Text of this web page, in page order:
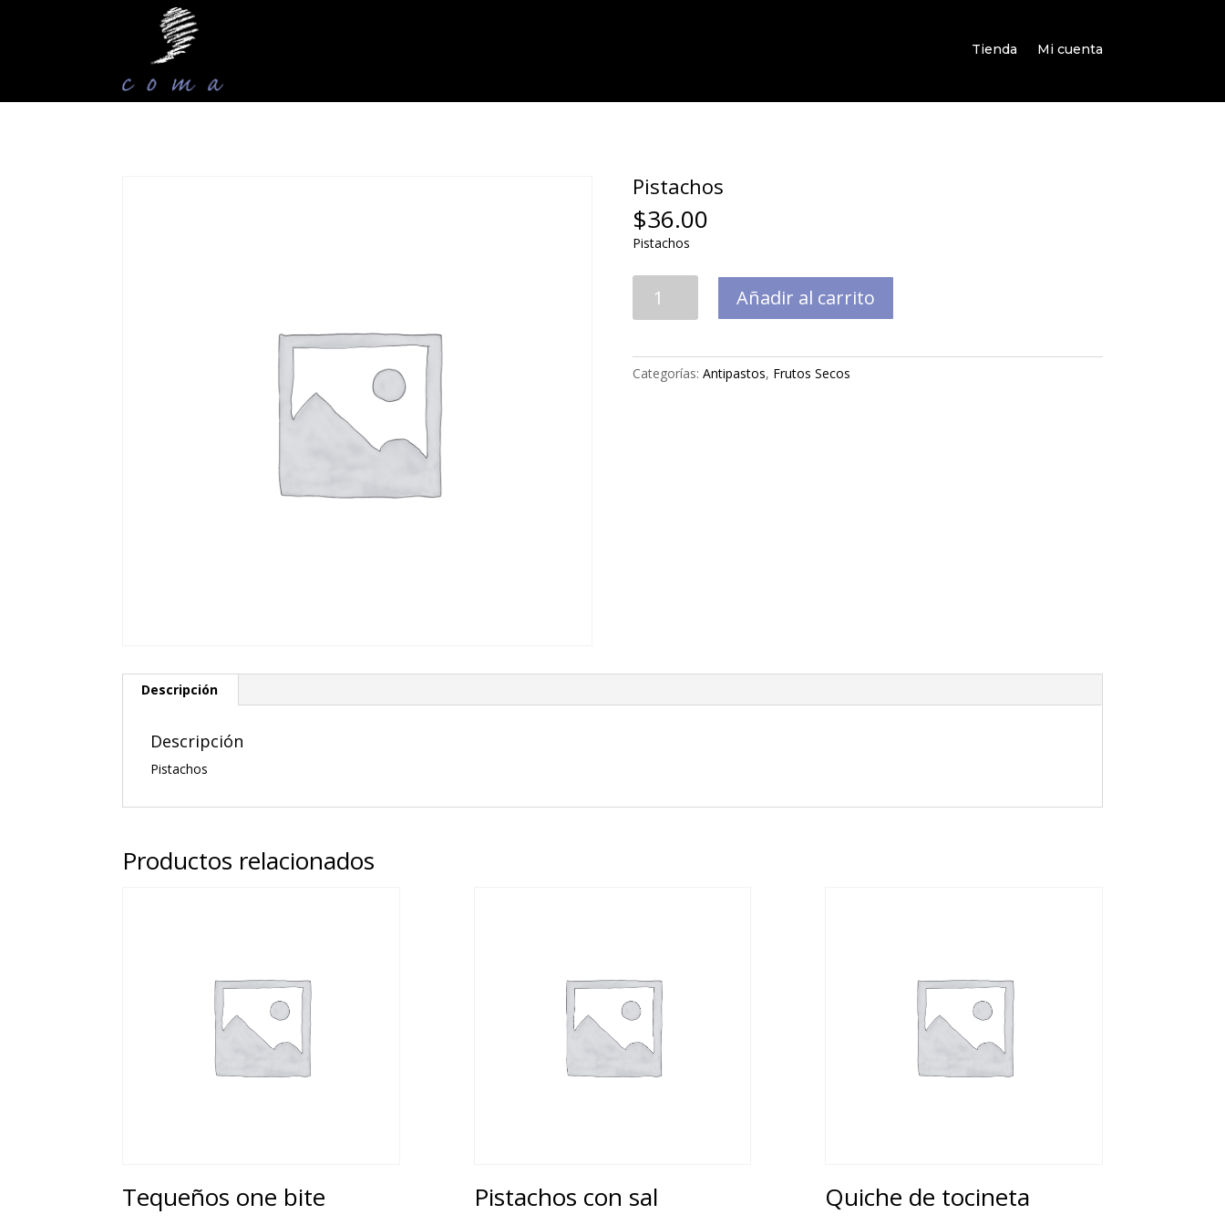
Tienda Mi cuenta
Pistachos
$36.00
Pistachos
cantidad
Añadir al carrito
Categorías: Antipastos, Frutos Secos
Descripción
Descripción
Pistachos
Productos relacionados
Tequeños one bite Pistachos con sal Quiche de tocineta